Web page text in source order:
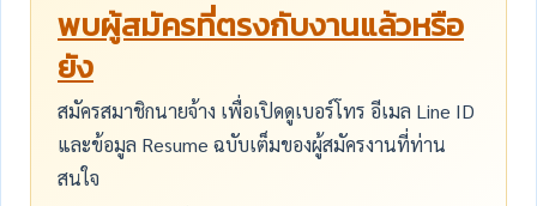
พบผู้สมัครที่ตรงกับงานแล้วหรือ
ยัง
สมัครสมาชิกนายจ้าง เพื่อเปิดดูเบอร์โทร อีเมล Line ID
และข้อมูล Resume ฉบับเต็มของผู้สมัครงานที่ท่าน
สนใจ